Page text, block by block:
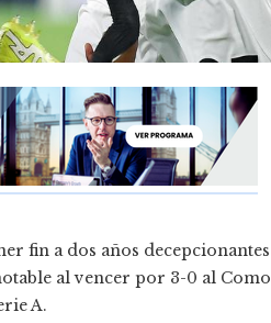
fin a dos años decepcionantes
al vencer por 3-0 al Como
A.